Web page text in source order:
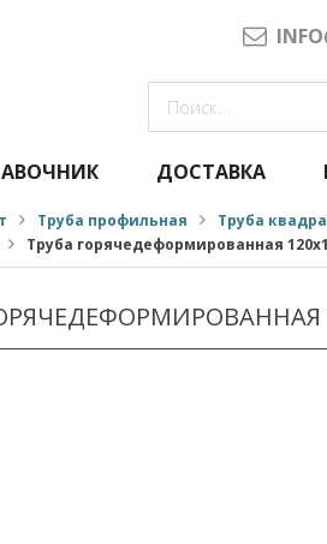
ДОСТАВКА
Труба профильная
Труба
Труба горячедеформированная